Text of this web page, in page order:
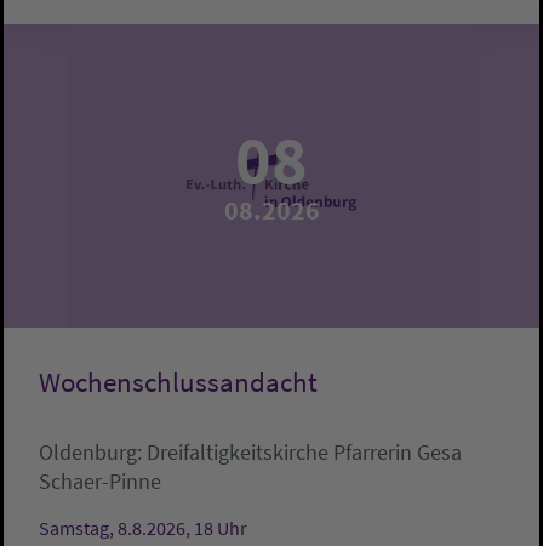
08
08.2026
Wochenschlussandacht
Oldenburg: Dreifaltigkeitskirche Pfarrerin Gesa
Schaer-Pinne
Samstag, 8.8.2026, 18 Uhr